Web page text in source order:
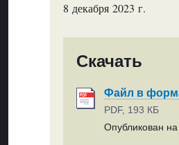
8 декабря 2023 г.
Скачать
Файл в
PDF, 193 КБ
Опубликован